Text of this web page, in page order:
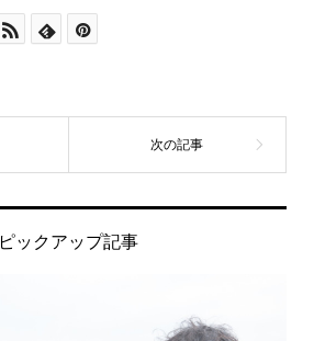
ピックアップ記事